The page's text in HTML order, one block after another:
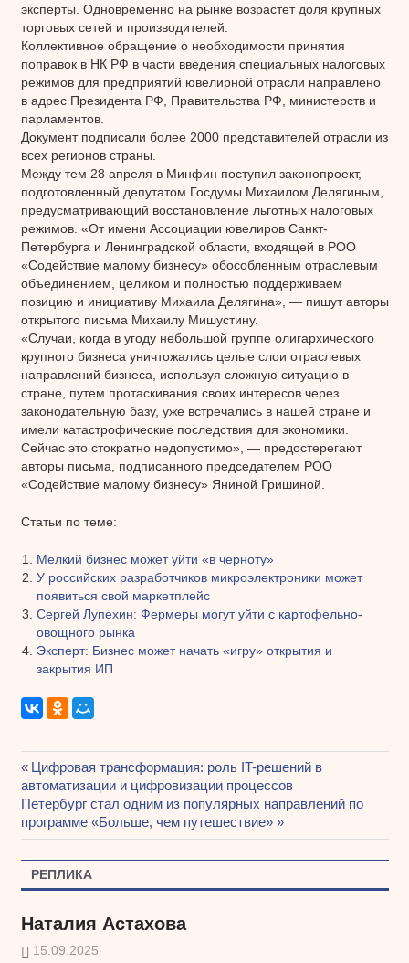
эксперты. Одновременно на рынке возрастет доля крупных
торговых сетей и производителей.
Коллективное обращение о необходимости принятия
поправок в НК РФ в части введения специальных налоговых
режимов для предприятий ювелирной отрасли направлено
в адрес Президента РФ, Правительства РФ, министерств и
парламентов.
Документ подписали более 2000 представителей отрасли из
всех регионов страны.
Между тем 28 апреля в Минфин поступил законопроект,
подготовленный депутатом Госдумы Михаилом Делягиным,
предусматривающий восстановление льготных налоговых
режимов. «От имени Ассоциации ювелиров Санкт-
Петербурга и Ленинградской области, входящей в РОО
«Содействие малому бизнесу» обособленным отраслевым
объединением, целиком и полностью поддерживаем
позицию и инициативу Михаила Делягина», — пишут авторы
открытого письма Михаилу Мишустину.
«Случаи, когда в угоду небольшой группе олигархического
крупного бизнеса уничтожались целые слои отраслевых
направлений бизнеса, используя сложную ситуацию в
стране, путем протаскивания своих интересов через
законодательную базу, уже встречались в нашей стране и
имели катастрофические последствия для экономики.
Сейчас это стократно недопустимо», — предостерегают
авторы письма, подписанного председателем РОО
«Содействие малому бизнесу» Яниной Гришиной.
Статьи по теме:
Мелкий бизнес может уйти «в черноту»
У российских разработчиков микроэлектроники может
появиться свой маркетплейс
Сергей Лупехин: Фермеры могут уйти с картофельно-
овощного рынка
Эксперт: Бизнес может начать «игру» открытия и
закрытия ИП
Навигация
по
записям
Предыдущая
запись:
Цифровая трансформация: роль IT-решений в
автоматизации и цифровизации процессов
Следующая
запись:
Петербург стал одним из популярных направлений по
программе «Больше, чем путешествие»
РЕПЛИКА
Наталия Астахова
15.09.2025